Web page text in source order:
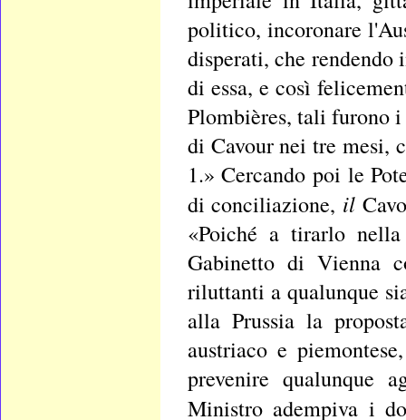
politico, incoronare
disperati, che rendendo
di essa, e così
Plombières, tali furono
di Cavour nei tre mesi,
1.» Cercando poi le
di conciliazione, il
«Poiché a tirarlo
Gabinetto di Vienna
riluttanti a qualunque
alla Prussia la
austriaco e
prevenire qualunque
Ministro adempiva i